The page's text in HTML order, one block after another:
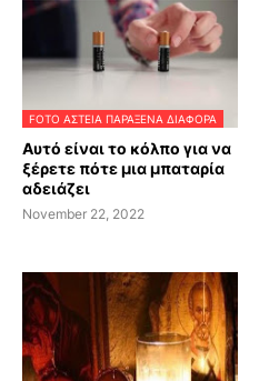
FOTO ΑΣΤΕΙΑ ΠΑΡΑΞΕΝΑ ΔΙΑΦΟΡΑ
Αυτό είναι το κόλπο για να
ξέρετε πότε μια μπαταρία
αδειάζει
November 22, 2022